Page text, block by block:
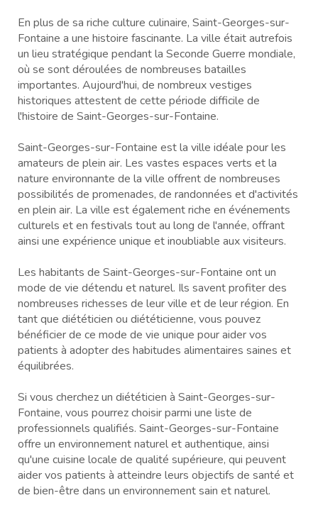
En plus de sa riche culture culinaire, Saint-Georges-sur-
Fontaine a une histoire fascinante. La ville était autrefois
un lieu stratégique pendant la Seconde Guerre mondiale,
où se sont déroulées de nombreuses batailles
importantes. Aujourd'hui, de nombreux vestiges
historiques attestent de cette période difficile de
l'histoire de Saint-Georges-sur-Fontaine.
Saint-Georges-sur-Fontaine est la ville idéale pour les
amateurs de plein air. Les vastes espaces verts et la
nature environnante de la ville offrent de nombreuses
possibilités de promenades, de randonnées et d'activités
en plein air. La ville est également riche en événements
culturels et en festivals tout au long de l'année, offrant
ainsi une expérience unique et inoubliable aux visiteurs.
Les habitants de Saint-Georges-sur-Fontaine ont un
mode de vie détendu et naturel. Ils savent profiter des
nombreuses richesses de leur ville et de leur région. En
tant que diététicien ou diététicienne, vous pouvez
bénéficier de ce mode de vie unique pour aider vos
patients à adopter des habitudes alimentaires saines et
équilibrées.
Si vous cherchez un diététicien à Saint-Georges-sur-
Fontaine, vous pourrez choisir parmi une liste de
professionnels qualifiés. Saint-Georges-sur-Fontaine
offre un environnement naturel et authentique, ainsi
qu'une cuisine locale de qualité supérieure, qui peuvent
aider vos patients à atteindre leurs objectifs de santé et
de bien-être dans un environnement sain et naturel.